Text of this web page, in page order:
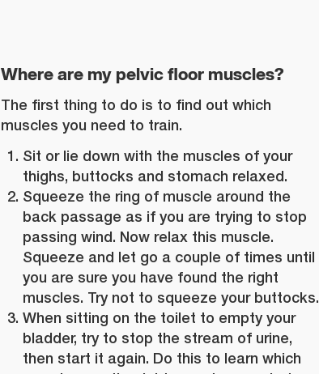
Where are my pelvic floor muscles?
The first thing to do is to find out which
muscles you need to train.
Sit or lie down with the muscles of your
thighs, buttocks and stomach relaxed.
Squeeze the ring of muscle around the
back passage as if you are trying to stop
passing wind. Now relax this muscle.
Squeeze and let go a couple of times until
you are sure you have found the right
muscles. Try not to squeeze your buttocks.
When sitting on the toilet to empty your
bladder, try to stop the stream of urine,
then start it again. Do this to learn which